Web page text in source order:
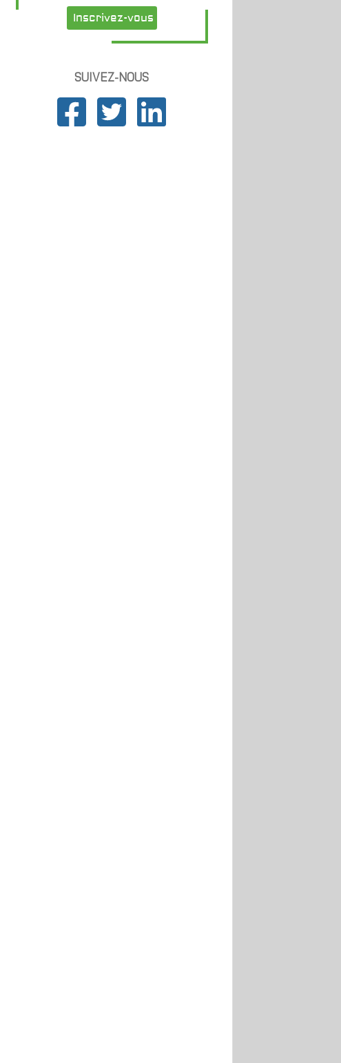
Inscrivez-vous
SUIVEZ-NOUS